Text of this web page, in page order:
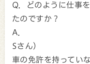
Q．どのように仕事
たのですか？
A．
Sさん）
車の免許を持ってい